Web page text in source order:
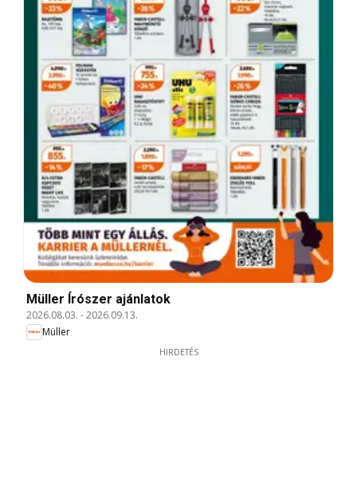
Müller Írószer ajánlatok
2026.08.03. -2026.09.13.
Müller
HIRDETÉS